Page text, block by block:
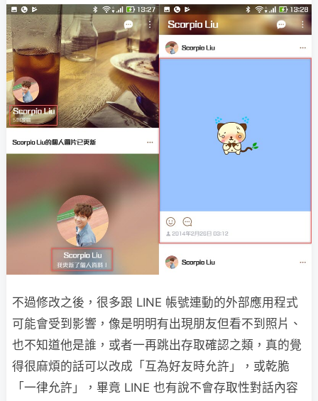
不過修改之後，很多跟 LINE 帳號連動的外部應用程式
可能會受到影響，像是明明有出現朋友但看不到照片、
也不知道他是誰，或者一再跳出存取確認之類，真的覺
得很麻煩的話可以改成「互為好友時允許」，或乾脆
「一律允許」，畢竟 LINE 也有說不會存取性對話內容